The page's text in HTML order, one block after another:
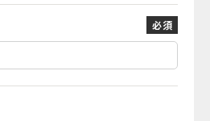
必須